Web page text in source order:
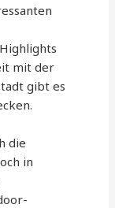
mit der
gibt es
die
in